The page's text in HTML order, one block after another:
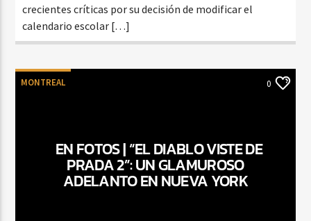
crecientes críticas por su decisión de modificar el
calendario escolar […]
MONTREAL 0
EN FOTOS | “EL DIABLO VISTE DE
PRADA 2”: UN GLAMUROSO
ADELANTO EN NUEVA YORK